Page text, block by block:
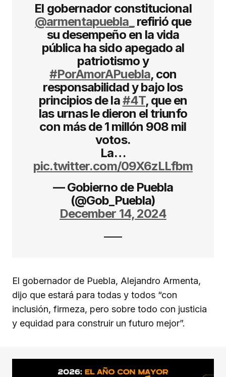
El gobernador constitucional
@armentapuebla_ refirió que
su desempeño en la vida
pública ha sido apegado al
patriotismo y
#PorAmorAPuebla, con
responsabilidad y bajo los
principios de la#4T, que en
las urnas le dieron el triunfo
con más de 1 millón 908 mil
votos.
La…
pic.twitter.com/09X6zLLfbm
— Gobierno de Puebla
(@Gob_Puebla)
December 14, 2024
El gobernador de Puebla, Alejandro Armenta,
dijo que estará para todas y todos “con
inclusión, firmeza, pero sobre todo con justicia
y equidad para construir un futuro mejor”.